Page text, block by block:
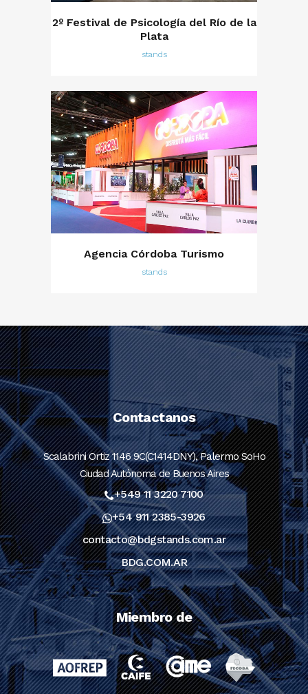
2º Festival de Psicología del Río de la
Plata
stands
Agencia Córdoba Turismo
stands
Contactanos
Scalabrini Ortiz 1146 9C(C1414DNY), Palermo SoHo
Ciudad Autónoma de Buenos Aires
+549 11 3220 7100
+54 911 2385-3926
contacto@bdgstands.com.ar
BDG.COM.AR
Miembro de